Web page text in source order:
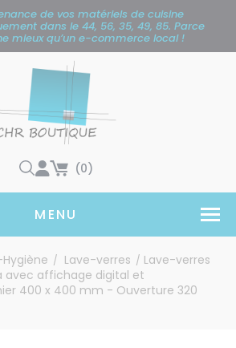
de vos matériels de cuisine
dans le 44, 56, 35, 49, 85. Parce
mieux qu’un e-commerce local !
(0)
MENU
/ Lave-verres / Lave-verres
avec affichage digital et
400 x 400 mm - Ouverture 320
des cookies